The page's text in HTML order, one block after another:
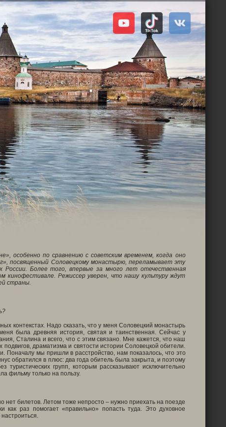
особенно по сравнению с советским временем, когда оно
посвященный Соловецкому монастырю, переламывает эту
Более того, впервые за много лет отечественная
кинофестивале. Режиссер уверен, что нашу культуру ждут
страны.
контекстах. Надо сказать, что у меня Соловецкий монастырь
была древняя история, святая и таинственная. Сейчас у
Сталина и всего, что с этим связано. Мне кажется, что наш
драматизма и святости истории Соловецкой обители.
Поначалу мы пришли в расстройство, нам показалось, что это
обратился в плюс: два года обитель была закрыта, и поэтому
групп, которым рассказывают исключительно
фильму только на пользу.
нет билетов. Летом тоже непросто – нужно приехать на поезде
раз помогает «правильно» попасть туда. Это духовное